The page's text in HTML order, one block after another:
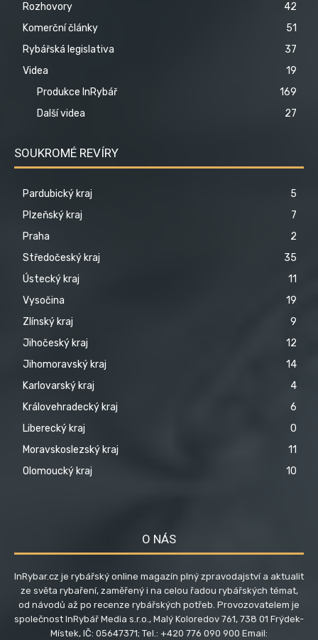
Rozhovory
42
Komerční články
51
Rybářská legislativa
37
Videa
19
Produkce InRybář
169
Další videa
27
SOUKROMÉ REVÍRY
Pardubický kraj
5
Plzeňský kraj
7
Praha
2
Středočeský kraj
35
Ústecký kraj
11
Vysočina
19
Zlínský kraj
9
Jihočeský kraj
12
Jihomoravský kraj
14
Karlovarský kraj
4
Královehradecký kraj
6
Liberecký kraj
0
Moravskoslezský kraj
11
Olomoucký kraj
10
O NÁS
InRybar.cz je rybářský online magazín plný zpravodajství a aktualit
ze světa rybaření, zaměřený i na celou řadou rybářských témat,
od návodů až po recenze rybářských potřeb. Provozovatelem je
společnost InRybář Media s.r.o., Malý Koloredov 761, 738 01 Frýdek-
Místek, IČ: 05647371; Tel.: +420 776 090 900 Email: